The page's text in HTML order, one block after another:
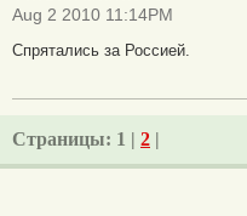
Aug 2 2010 11:14PM
Спрятались за Россией.
Страницы: 1 | 2 |